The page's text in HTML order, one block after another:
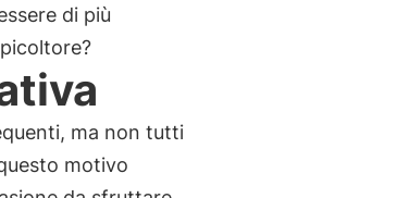
di più
ma non tutti
motivo